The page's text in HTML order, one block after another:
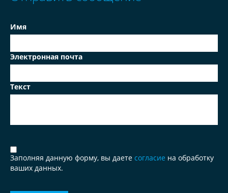
Имя
Электронная почта
Текст
Заполняя данную форму, вы даете согласие на обработку
ваших данных.